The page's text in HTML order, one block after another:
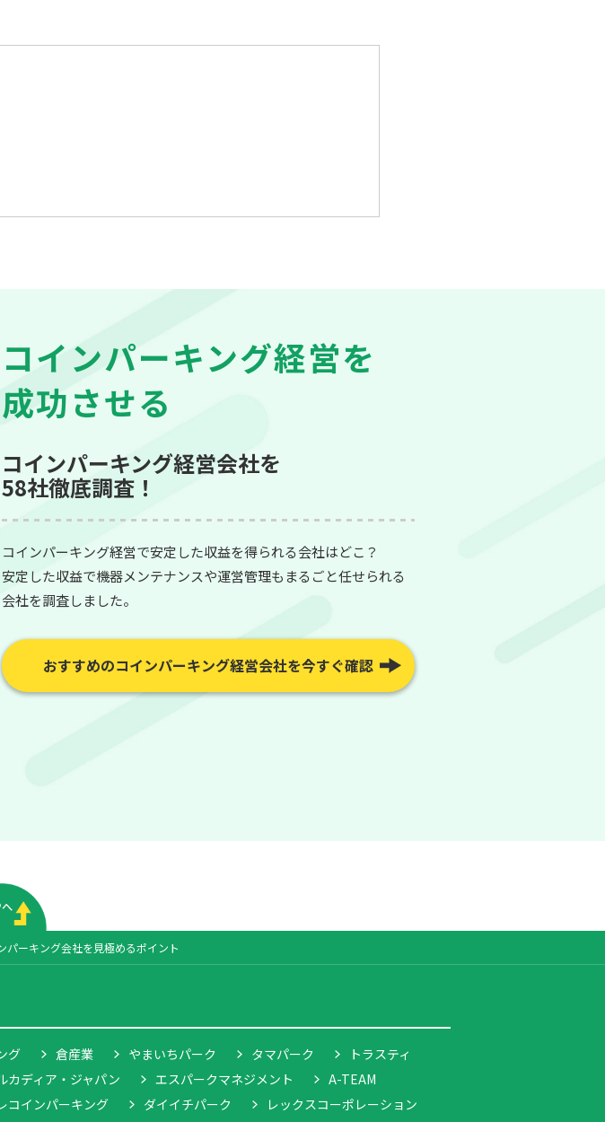
コインパーキング経営を
成功させる
コインパーキング経営会社を
58社徹底調査！
コインパーキング経営で安定した収益を得られる会社はどこ？
安定した収益で機器メンテナンスや運営管理もまるごと任せられる
会社を調査しました。
おすすめのコインパーキング経営会社を今すぐ確認
パーキング会社を見極めるポイント
グ 倉産業 やまいちパーク タマパーク
トラスティ
カディア・ジャパン エスパークマネジメント
A-TEAM
コインパーキング ダイイチパーク
レックスコーポレーション